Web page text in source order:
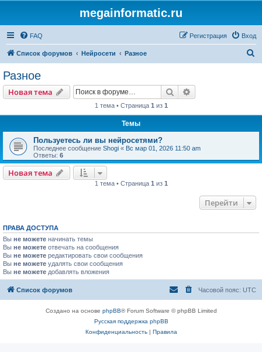
megainformatic.ru
FAQ Вход
Регистрация
Список форумов Нейросети Разное
Разное
Новая тема Поиск
1 тема • Страница 1 из 1
Темы
Пользуетесь ли вы нейросетями?
Последнее сообщение Shogi « Вс мар 01, 2026 11:50 am
Ответы: 6
Новая тема
1 тема • Страница 1 из 1
Перейти
ПРАВА ДОСТУПА
Вы не можете начинать темы
Вы не можете отвечать на сообщения
Вы не можете редактировать свои сообщения
Вы не можете удалять свои сообщения
Вы не можете добавлять вложения
Список форумов Часовой пояс: UTC
Создано на основе phpBB® Forum Software © phpBB Limited
Русская поддержка phpBB
Конфиденциальность| Правила